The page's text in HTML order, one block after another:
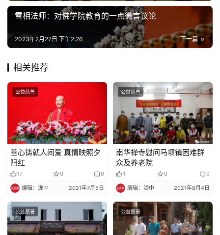
菩
提
专
公
益
佛
教
人
寺
院
巡
登录 注册
雪相法师：对佛学院教育的一点微言议论
下一篇
2023年2月27日 下午2:26
相关推荐
公益慈善
善心铸就人间爱 真情映照夕
阳红
17 0 0
编辑：泷中 2021年7月5日
公益慈善
南华禅寺慰问马坝镇困难群
众及养老院
1 0 0
编辑：泷中 2021年8月4日
公益慈善 公益慈善